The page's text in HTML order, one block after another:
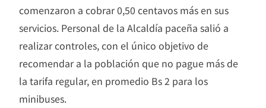
comenzaron a cobrar 0,50 centavos más en sus
servicios. Personal de la Alcaldía paceña salió a
realizar controles, con el único objetivo de
recomendar a la población que no pague más de
la tarifa regular, en promedio Bs 2 para los
minibuses.